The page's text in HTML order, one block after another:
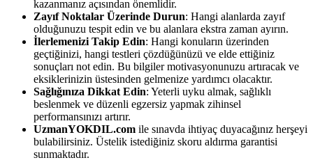
kazanmanız açısından önemlidir.
Zayıf Noktalar Üzerinde Durun: Hangi alanlarda zayıf
olduğunuzu tespit edin ve bu alanlara ekstra zaman ayırın.
İlerlemenizi Takip Edin: Hangi konuların üzerinden
geçtiğinizi, hangi testleri çözdüğünüzü ve elde ettiğiniz
sonuçları not edin. Bu bilgiler motivasyonunuzu artıracak ve
eksiklerinizin üstesinden gelmenize yardımcı olacaktır.
Sağlığınıza Dikkat Edin: Yeterli uyku almak, sağlıklı
beslenmek ve düzenli egzersiz yapmak zihinsel
performansınızı artırır.
UzmanYOKDIL.com ile sınavda ihtiyaç duyacağınız herşeyi
bulabilirsiniz. Üstelik istediğiniz skoru aldırma garantisi
sunmaktadır.